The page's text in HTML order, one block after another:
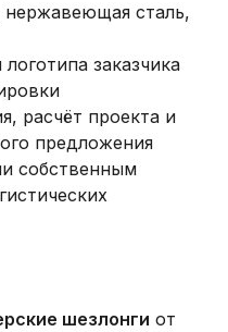
нержавеющая сталь,
заказчика
расчёт проекта и
предложения
собственным
шезлонги от